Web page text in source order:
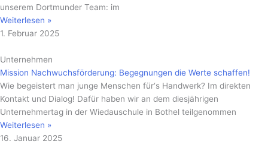
unserem Dortmunder Team: im
Weiterlesen »
1. Februar 2025
Unternehmen
Mission Nachwuchsförderung: Begegnungen die Werte schaffen!
Wie begeistert man junge Menschen für‘s Handwerk? Im direkten
Kontakt und Dialog! Dafür haben wir an dem diesjährigen
Unternehmertag in der Wiedauschule in Bothel teilgenommen
Weiterlesen »
16. Januar 2025